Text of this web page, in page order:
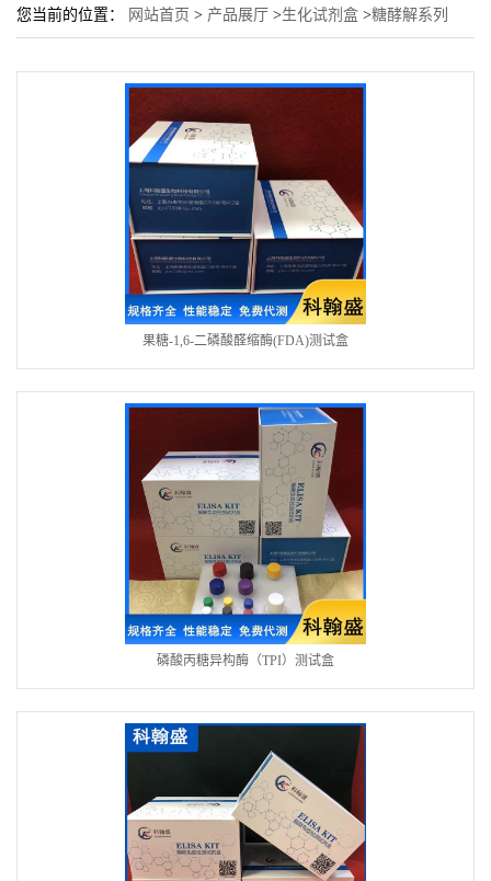
您当前的位置： 网站首页 > 产品展厅 >生化试剂盒 >糖酵解系列
果糖-1,6-二磷酸醛缩酶(FDA)测试盒
磷酸丙糖异构酶（TPI）测试盒